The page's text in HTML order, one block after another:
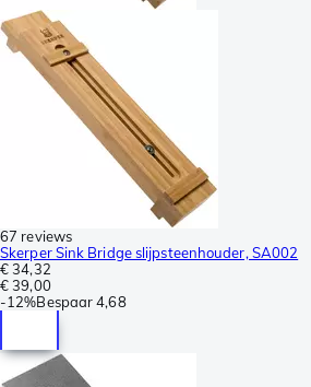
67 reviews
Skerper Sink Bridge slijpsteenhouder, SA002
€ 34,32
€ 39,00
-12%Bespaar 4,68